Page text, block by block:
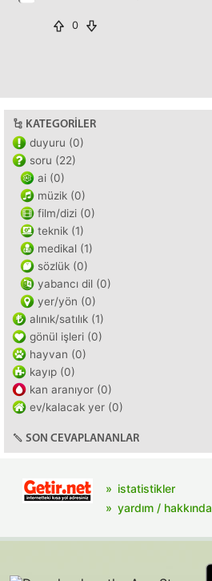
0
KATEGORILER
duyuru (0)
soru (22)
ai (0)
müzik (0)
film/dizi (0)
teknik (1)
medikal (1)
sözlük (0)
yabancı dil (0)
yer/yön (0)
alınık/satılık (1)
gönül işleri (0)
hayvan (0)
kayıp (0)
kan aranıyor (0)
ev/kalacak yer (0)
SON CEVAPLANANLAR
istatistikler
yardım / hakkında